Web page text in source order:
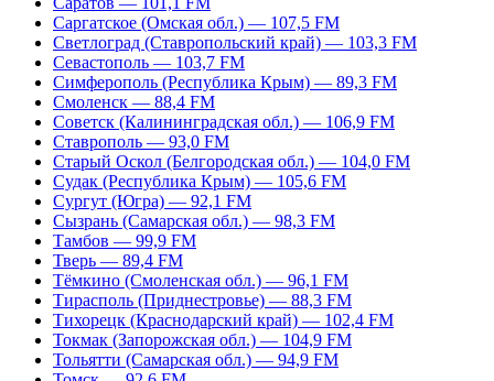
Саргатское (Омская обл.) — 107,5 FM
Светлоград (Ставропольский край) — 103,3 FM
Севастополь — 103,7 FM
Симферополь (Республика Крым) — 89,3 FM
Смоленск — 88,4 FM
Советск (Калининградская обл.) — 106,9 FM
Ставрополь — 93,0 FM
Старый Оскол (Белгородская обл.) — 104,0 FM
Судак (Республика Крым) — 105,6 FM
Сургут (Югра) — 92,1 FM
Сызрань (Самарская обл.) — 98,3 FM
Тамбов — 99,9 FM
Тверь — 89,4 FM
Тёмкино (Смоленская обл.) — 96,1 FM
Тирасполь (Приднестровье) — 88,3 FM
Тихорецк (Краснодарский край) — 102,4 FM
Токмак (Запорожская обл.) — 104,9 FM
Тольятти (Самарская обл.) — 94,9 FM